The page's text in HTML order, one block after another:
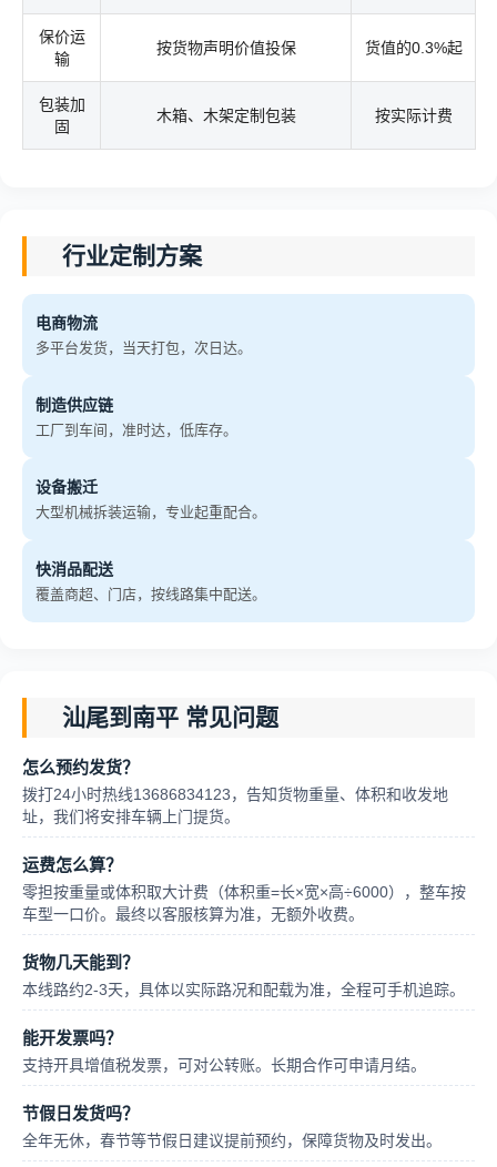
保价运
输
按货物声明价值投保 货值的0.3%起
包装加
固
木箱、木架定制包装 按实际计费
行业定制方案
电商物流
多平台发货，当天打包，次日达。
制造供应链
工厂到车间，准时达，低库存。
设备搬迁
大型机械拆装运输，专业起重配合。
快消品配送
覆盖商超、门店，按线路集中配送。
汕尾到南平 常见问题
怎么预约发货？
拨打24小时热线13686834123，告知货物重量、体积和收发地
址，我们将安排车辆上门提货。
运费怎么算？
零担按重量或体积取大计费（体积重=长×宽×高÷6000），整车按
车型一口价。最终以客服核算为准，无额外收费。
货物几天能到？
本线路约2-3天，具体以实际路况和配载为准，全程可手机追踪。
能开发票吗？
支持开具增值税发票，可对公转账。长期合作可申请月结。
节假日发货吗？
全年无休，春节等节假日建议提前预约，保障货物及时发出。